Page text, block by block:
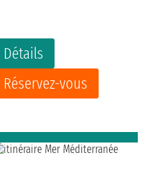
Détails
Réservez-vous